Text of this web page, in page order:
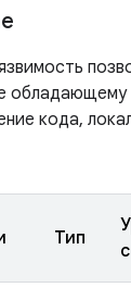
обладающему
кода,
Тип